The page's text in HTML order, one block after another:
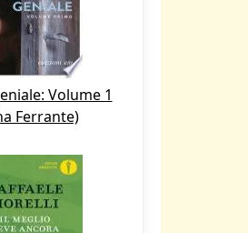
Volume 1
Ferrante)